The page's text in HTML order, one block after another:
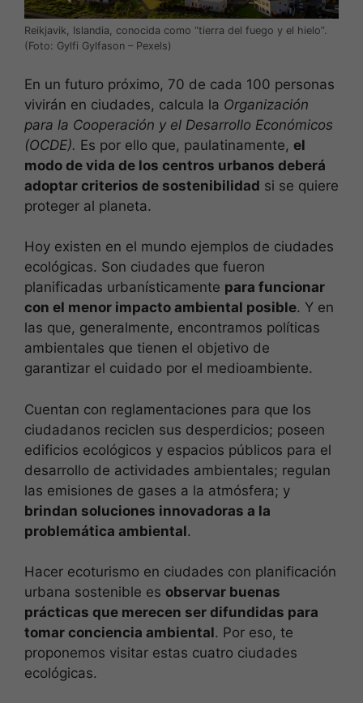
Reikjavik, Islandia, conocida como “tierra del fuego y el hielo”.
(Foto: Gylfi Gylfason – Pexels)
En un futuro próximo, 70 de cada 100 personas
vivirán en ciudades, calcula la Organización
para la Cooperación y el Desarrollo Económicos
(OCDE). Es por ello que, paulatinamente, el
modo de vida de los centros urbanos deberá
adoptar criterios de sostenibilidad si se quiere
proteger al planeta.
Hoy existen en el mundo ejemplos de ciudades
ecológicas. Son ciudades que fueron
planificadas urbanísticamente para funcionar
con el menor impacto ambiental posible. Y en
las que, generalmente, encontramos políticas
ambientales que tienen el objetivo de
garantizar el cuidado por el medioambiente.
Cuentan con reglamentaciones para que los
ciudadanos reciclen sus desperdicios; poseen
edificios ecológicos y espacios públicos para el
desarrollo de actividades ambientales; regulan
las emisiones de gases a la atmósfera; y
brindan soluciones innovadoras a la
problemática ambiental.
Hacer ecoturismo en ciudades con planificación
urbana sostenible es observar buenas
prácticas que merecen ser difundidas para
tomar conciencia ambiental. Por eso, te
proponemos visitar estas cuatro ciudades
ecológicas.